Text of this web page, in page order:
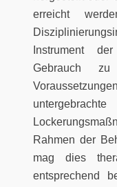
erreicht
Instrument
Gebrauch
Rahmen der
mag dies
entsprechend